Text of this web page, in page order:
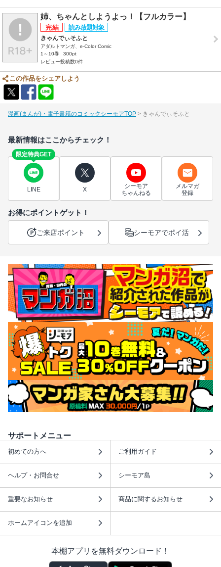
姉、ちゃんとしようよっ！【フルカラー】
きゃんでぃそふと
アダルトマンガ、e-Color Comic
1～10巻
300pt
レビュー投稿数0件
この作品をシェアしよう
漫画(まんが)・電子書籍のコミックシーモアTOP きゃんでぃそふと
最新情報はここからチェック！
限定特典GET
LINE X
シーモア
ちゃんねる
メルマガ
登録
お得にポイントゲット！
ご来店ポイント シーモアでポイ活
サポートメニュー
初めての方へ ご利用ガイド
ヘルプ・お問合せ シーモア島
重要なお知らせ 商品に関するお知らせ
ホームアイコンを追加
本棚アプリを無料ダウンロード！